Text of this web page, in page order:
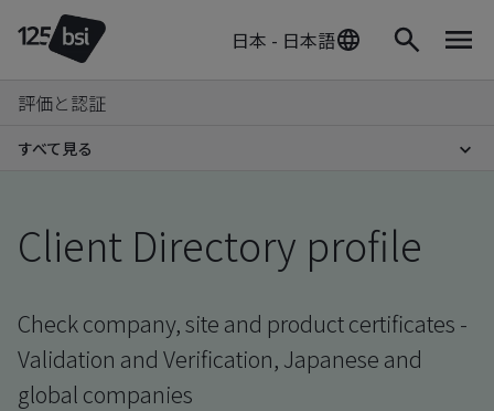
日本 - 日本語
評価と認証
すべて見る
Client Directory profile
Check company, site and product certificates -
Validation and Verification, Japanese and
global companies